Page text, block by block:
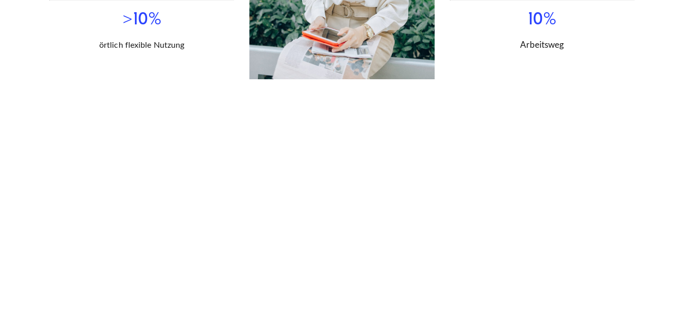
>10%
örtlich flexible Nutzung
10%
Arbeitsweg